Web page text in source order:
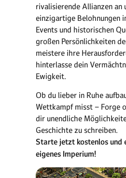
rivalisierende Allianzen an
einzigartige Belohnungen
Events und historischen
großen Persönlichkeiten
meistere ihre
hinterlasse dein
Ewigkeit.
Ob du lieber in Ruhe
Wettkampf misst – Forge
dir unendliche
Geschichte zu schreiben.
Starte jetzt kostenlos und
eigenes Imperium!